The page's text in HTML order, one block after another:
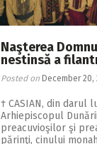
Naşterea
nestinsă a
Posted on December 20,
† CASIAN, din darul
Arhiepiscopul
preacuvioşilor şi
părinţi, cinului